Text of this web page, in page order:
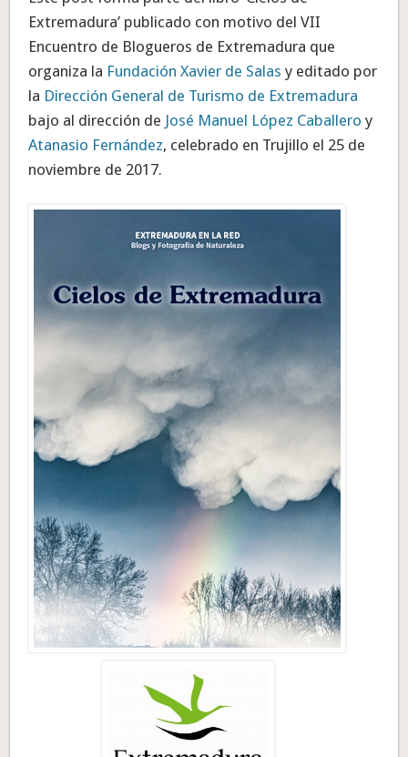
Extremadura’ publicado con motivo del VII
Encuentro de Blogueros de Extremadura que
organiza la Fundación Xavier de Salas y editado por
la Dirección General de Turismo de Extremadura
bajo al dirección de José Manuel López Caballero y
Atanasio Fernández, celebrado en Trujillo el 25 de
noviembre de 2017.